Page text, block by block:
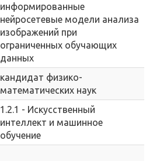
информированные
нейросетевые модели анализа
изображений при
ограниченных обучающих
данных
кандидат физико-
математических наук
1.2.1 - Искусственный
интеллект и машинное
обучение